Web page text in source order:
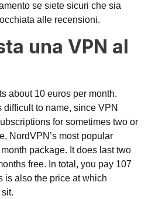
se siete sicuri che sia
alle recensioni.
una VPN al
about 10 euros per month.
difficult to name, since VPN
for sometimes two or
NordVPN’s most popular
package. It does last two
free. In total, you pay 107
is also the price at which